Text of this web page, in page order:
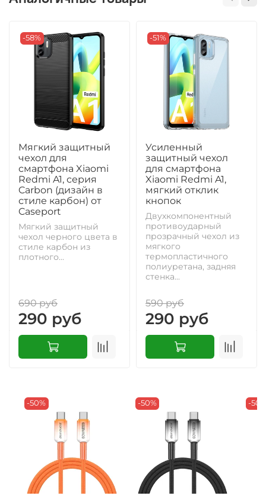
-58%
Мягкий защитный
чехол для
смартфона Xiaomi
Redmi A1, серия
Carbon (дизайн в
стиле карбон) от
Caseport
Мягкий защитный
чехол черного цвета в
стиле карбон из
плотного...
690 руб
290 руб
-51%
Усиленный
защитный чехол
для смартфона
Xiaomi Redmi A1,
мягкий отклик
кнопок
Двухкомпонентный
противоударный
прозрачный чехол из
мягкого
термопластичного
полиуретана, задняя
стенка...
590 руб
290 руб
-50% -50% -